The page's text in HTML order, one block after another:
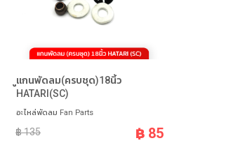
ูแกนพัดลม(ครบชุด)18นิ้ว
HATARI(SC)
อะไหล่พัดลม Fan Parts
฿ 135 ฿ 85